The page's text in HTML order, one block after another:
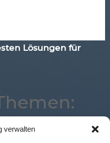
verwalten
Lösungen für